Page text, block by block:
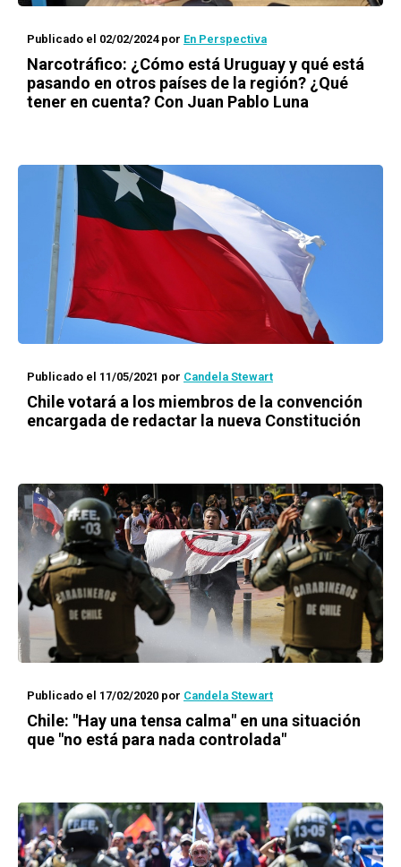
Publicado el 02/02/2024por En Perspectiva
Narcotráfico: ¿Cómo está Uruguay y qué está
pasando en otros países de la región? ¿Qué
tener en cuenta? Con Juan Pablo Luna
Publicado el 11/05/2021 por Candela Stewart
Chile votará a los miembros de la convención
encargada de redactar la nueva Constitución
Publicado el 17/02/2020 por Candela Stewart
Chile: "Hay una tensa calma" en una situación
que "no está para nada controlada"